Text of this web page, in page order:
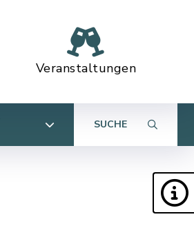
Veranstaltungen
SUCHE